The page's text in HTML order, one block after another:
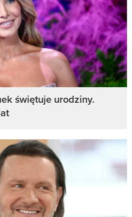
świętuje urodziny.